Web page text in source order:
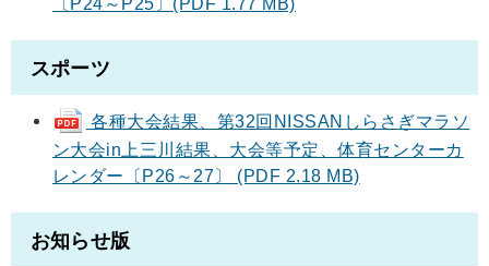
スポーツ
各種大会結果、第32回NISSANしらさぎマラソ
ン大会in上三川結果、大会等予定、体育センターカ
レンダー〔P26～27〕 (PDF 2.18 MB)
お知らせ版